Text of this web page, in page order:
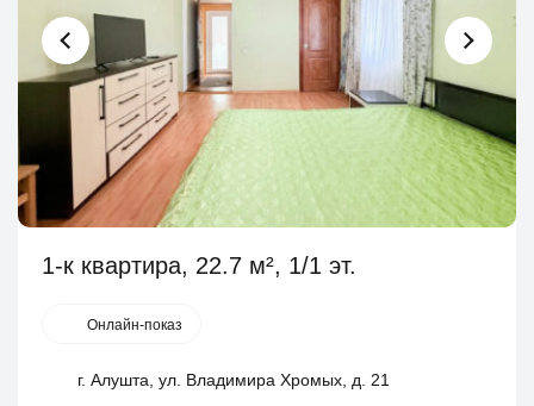
1-к квартира, 22.7 м², 1/1 эт.
Онлайн-показ
г. Алушта, ул. Владимира Хромых, д. 21